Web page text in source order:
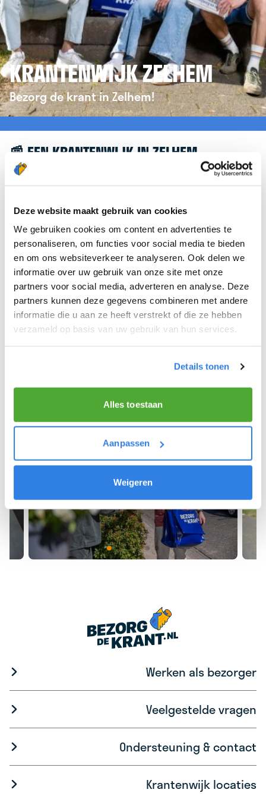
Deze website maakt gebruik van cookies
We gebruiken cookies om content en advertenties te
personaliseren, om functies voor social media te bieden
en om ons websiteverkeer te analyseren. Ook delen we
informatie over uw gebruik van onze site met onze
partners voor social media, adverteren en analyse. Deze
partners kunnen deze gegevens combineren met andere
informatie die u aan ze heeft verstrekt of die ze hebben
verzameld op basis van uw gebruik van hun services.
Details tonen
Alles toestaan
Aanpassen
Weigeren
KRANTENWIJK ZELHEM
Bezorg de krant in Zelhem!
📰 EEN KRANTENWIJK IN ZELHEM
Leuk dat je geïnteresseerd bent in een
verwijzen we je graag door naar de website van
krantenbezorgen.nl . Daar kun je je eenvoudig
aanmelden om de krant te bezorgen in Zelhem.
We hopen dat je snel aan de slag kunt en wensen
je veel succes! 🚴‍♂️💨
Meld je aan als krantenbezorger!
Werken als bezorger
Veelgestelde vragen
Ondersteuning & contact
Krantenwijk locaties